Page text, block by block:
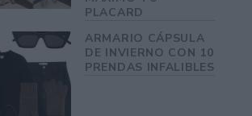
PLACARD
ARMARIO CÁPSULA
DE INVIERNO CON 10
PRENDAS INFALIBLES